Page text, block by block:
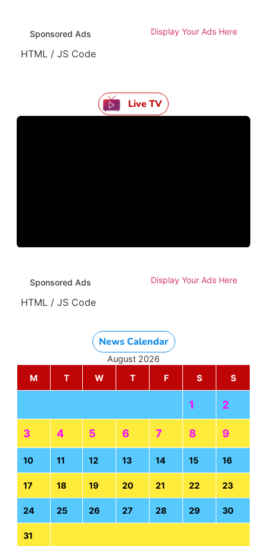
Sponsored Ads Display Your Ads Here
HTML / JS Code
Live TV
Sponsored Ads Display Your Ads Here
HTML / JS Code
News Calendar
August 2026
M
T W T F S S
1 2
3 4 5 6 7 8 9
10 11 12 13 14 15 16
17 18 19 20 21 22 23
24 25 26 27 28 29 30
31